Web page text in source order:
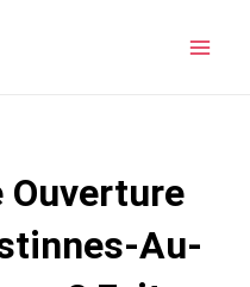
Ouverture
Au-